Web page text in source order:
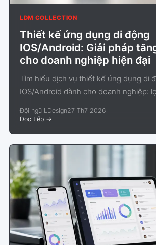
LDM COLLECTION
Thiết kế ứng dụng di động
IOS/Android: Giải pháp
cho doanh nghiệp hiện đại
Tìm hiểu dịch vụ thiết kế ứng dụng di
IOS/Android dành cho doanh nghiệp:
Đội ngũ LDesign27 Th7 2026
Đọc tiếp ->